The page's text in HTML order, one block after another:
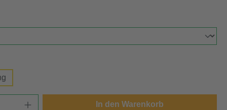
Anzahl: Gib den gewünschten Wert ein
In den Warenkorb